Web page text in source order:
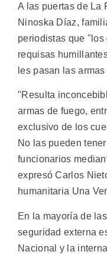
A las puertas de La
Ninoska Díaz,
periodistas que "los
requisas
les pasan las
"Resulta
armas de fuego,
exclusivo de los
No las pueden
funcionarios
expresó Carlos
humanitaria Una
En la mayoría de
seguridad externa
Nacional y la